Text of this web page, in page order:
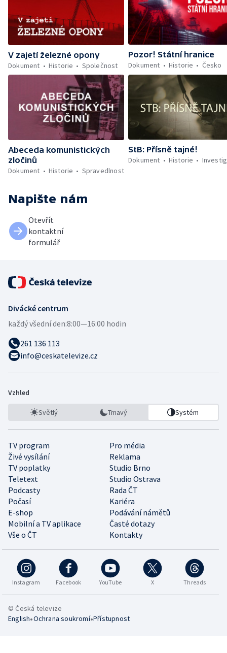
V zajetí železné opony
Dokument
Historie Společnost
Pozor! Státní hranice
Dokument
Historie Česko
Abeceda komunistických
zločinů
Dokument
Historie Spravedlnost
StB: Přísně tajné!
Dokument
Historie
Napište nám
Otevřít
kontaktní
formulář
Divácké centrum
každý všední den:8:00—16:00 hodin
261 136 113
info@ceskatelevize.cz
Vzhled
Světlý Tmavý Systém
TV program
Pro média
Živé vysílání
Reklama
TV poplatky
Studio Brno
Teletext
Studio Ostrava
Podcasty
Rada ČT
Počasí
Kariéra
E-shop
Podávání námětů
Mobilní a TV aplikace
Časté dotazy
Vše o ČT
Kontakty
Instagram Facebook YouTube X Threads
© Česká televize
English•Ochrana soukromí•Přístupnost